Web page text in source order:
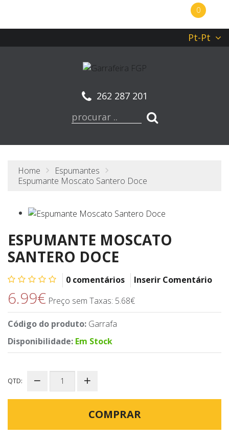
0
Pt-Pt
262 287 201
Home
Espumantes
Espumante Moscato Santero Doce
ESPUMANTE MOSCATO
SANTERO DOCE
0 comentários Inserir Comentário
6.99€ Preço sem Taxas: 5.68€
Código do produto: Garrafa
Disponibilidade: Em Stock
QTD:
COMPRAR